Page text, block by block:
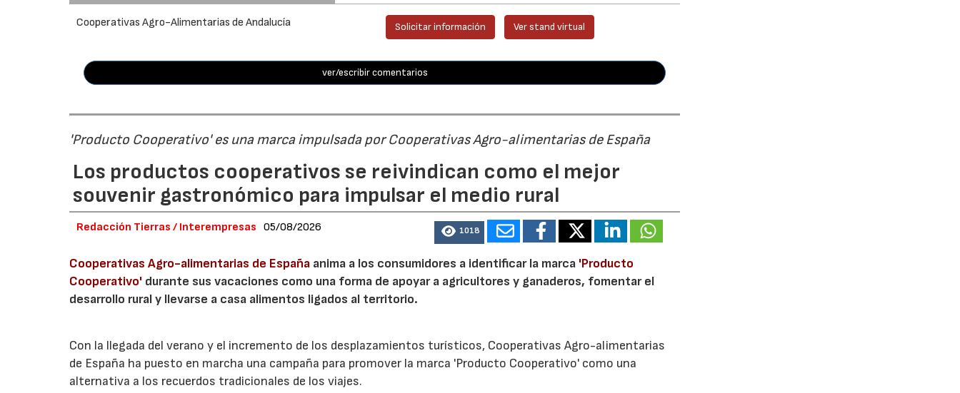
Cooperativas Agro-Alimentarias de Andalucía Solicitar información Ver stand virtual
ver/escribir comentarios
'Producto Cooperativo' es una marca impulsada por Cooperativas Agro-alimentarias de España
Los productos cooperativos se reivindican como el mejor
souvenir gastronómico para impulsar el medio rural
Redacción Tierras / Interempresas 05/08/2026 1018
Cooperativas Agro-alimentarias de España anima a los consumidores a identificar la marca 'Producto
Cooperativo' durante sus vacaciones como una forma de apoyar a agricultores y ganaderos, fomentar el
desarrollo rural y llevarse a casa alimentos ligados al territorio.
Con la llegada del verano y el incremento de los desplazamientos turísticos, Cooperativas Agro-alimentarias
de España ha puesto en marcha una campaña para promover la marca 'Producto Cooperativo' como una
alternativa a los recuerdos tradicionales de los viajes.